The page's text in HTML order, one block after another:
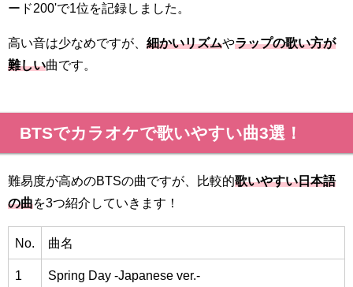
ード200'で1位を記録しました。
高い音は少なめですが、 細かいリズムやラップの歌い方が
難しい曲です。
BTSでカラオケで歌いやすい曲3選！
難易度が高めのBTSの曲ですが、比較的歌いやすい日本語
の曲を3つ紹介していきます！
No. 曲名
1 Spring Day -Japanese ver.-